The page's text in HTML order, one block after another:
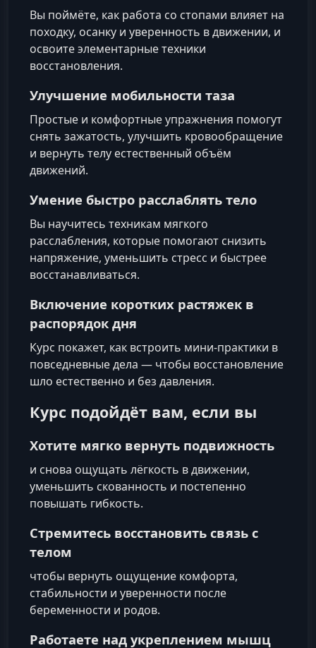
Вы поймёте, как работа со стопами влияет на
походку, осанку и уверенность в движении, и
освоите элементарные техники
восстановления.
Улучшение мобильности таза
Простые и комфортные упражнения помогут
снять зажатость, улучшить кровообращение
и вернуть телу естественный объём
движений.
Умение быстро расслаблять тело
Вы научитесь техникам мягкого
расслабления, которые помогают снизить
напряжение, уменьшить стресс и быстрее
восстанавливаться.
Включение коротких растяжек в
распорядок дня
Курс покажет, как встроить мини‑практики в
повседневные дела — чтобы восстановление
шло естественно и без давления.
Курс подойдёт вам, если вы
Хотите мягко вернуть подвижность
и снова ощущать лёгкость в движении,
уменьшить скованность и постепенно
повышать гибкость.
Стремитесь восстановить связь с
телом
чтобы вернуть ощущение комфорта,
стабильности и уверенности после
беременности и родов.
Работаете над укреплением мышц